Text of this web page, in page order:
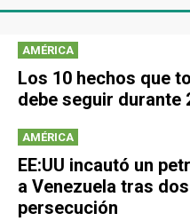
AMÉRICA
Los 10 hechos que
debe seguir durante
AMÉRICA
EE:UU incautó un
a Venezuela tras
persecución